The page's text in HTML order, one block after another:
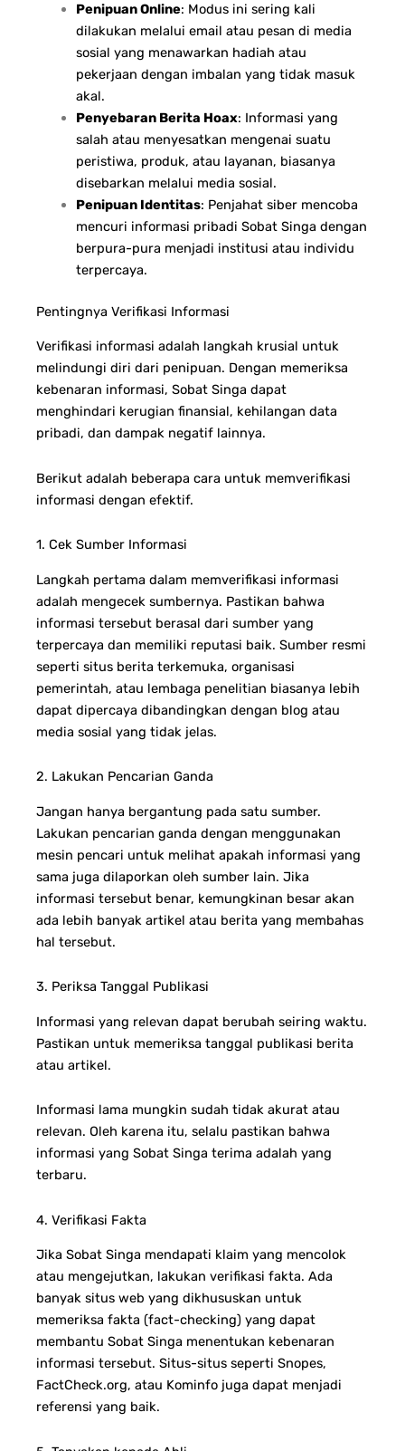
Penipuan Online: Modus ini sering kali
dilakukan melalui email atau pesan di media
sosial yang menawarkan hadiah atau
pekerjaan dengan imbalan yang tidak masuk
akal.
Penyebaran Berita Hoax: Informasi yang
salah atau menyesatkan mengenai suatu
peristiwa, produk, atau layanan, biasanya
disebarkan melalui media sosial.
Penipuan Identitas: Penjahat siber mencoba
mencuri informasi pribadi Sobat Singa dengan
berpura-pura menjadi institusi atau individu
terpercaya.
Pentingnya Verifikasi Informasi
Verifikasi informasi adalah langkah krusial untuk
melindungi diri dari penipuan. Dengan memeriksa
kebenaran informasi, Sobat Singa dapat
menghindari kerugian finansial, kehilangan data
pribadi, dan dampak negatif lainnya.
Berikut adalah beberapa cara untuk memverifikasi
informasi dengan efektif.
1. Cek Sumber Informasi
Langkah pertama dalam memverifikasi informasi
adalah mengecek sumbernya. Pastikan bahwa
informasi tersebut berasal dari sumber yang
terpercaya dan memiliki reputasi baik. Sumber resmi
seperti situs berita terkemuka, organisasi
pemerintah, atau lembaga penelitian biasanya lebih
dapat dipercaya dibandingkan dengan blog atau
media sosial yang tidak jelas.
2. Lakukan Pencarian Ganda
Jangan hanya bergantung pada satu sumber.
Lakukan pencarian ganda dengan menggunakan
mesin pencari untuk melihat apakah informasi yang
sama juga dilaporkan oleh sumber lain. Jika
informasi tersebut benar, kemungkinan besar akan
ada lebih banyak artikel atau berita yang membahas
hal tersebut.
3. Periksa Tanggal Publikasi
Informasi yang relevan dapat berubah seiring waktu.
Pastikan untuk memeriksa tanggal publikasi berita
atau artikel.
Informasi lama mungkin sudah tidak akurat atau
relevan. Oleh karena itu, selalu pastikan bahwa
informasi yang Sobat Singa terima adalah yang
terbaru.
4. Verifikasi Fakta
Jika Sobat Singa mendapati klaim yang mencolok
atau mengejutkan, lakukan verifikasi fakta. Ada
banyak situs web yang dikhususkan untuk
memeriksa fakta (fact-checking) yang dapat
membantu Sobat Singa menentukan kebenaran
informasi tersebut. Situs-situs seperti Snopes,
FactCheck.org, atau Kominfo juga dapat menjadi
referensi yang baik.